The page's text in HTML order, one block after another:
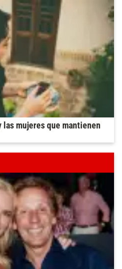
mujeres que mantienen